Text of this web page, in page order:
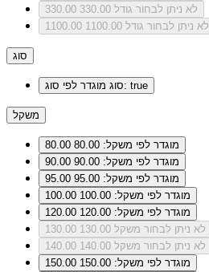
330.00
לא ניתן לבחור גודל 330.00
1100.00
לא ניתן לבחור גודל 1100.00
סוג
סוגמוגדר לפי סוג: true
משקל
80.00
מוגדר לפי משקל: 80.00
90.00
מוגדר לפי משקל: 90.00
95.00
מוגדר לפי משקל: 95.00
100.00
מוגדר לפי משקל: 100.00
120.00
מוגדר לפי משקל: 120.00
130.00
לא ניתן לבחור משקל 130.00
140.00
לא ניתן לבחור משקל 140.00
150.00
מוגדר לפי משקל: 150.00